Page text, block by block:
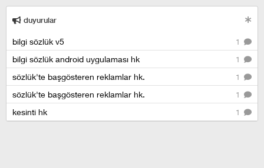
duyurular
1
bilgi sözlük v5
1
bilgi sözlük android uygulaması hk
1
sözlük'te başgösteren reklamlar hk.
1
sözlük'te başgösteren reklamlar hk.
1
kesinti hk